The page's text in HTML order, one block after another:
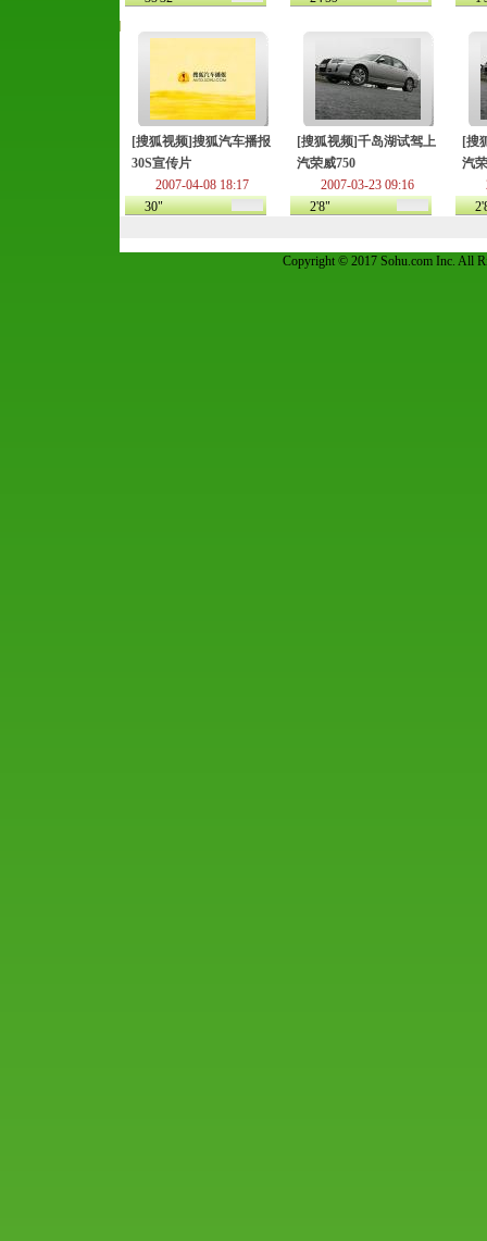
[搜狐视频]搜狐汽车播报
30S宣传片
2007-04-08 18:17
30"
[搜狐视频]千岛湖试驾上
汽荣威750
2007-03-23 09:16
2'8"
[搜
汽
Copyright © 2017 Sohu.com Inc. All